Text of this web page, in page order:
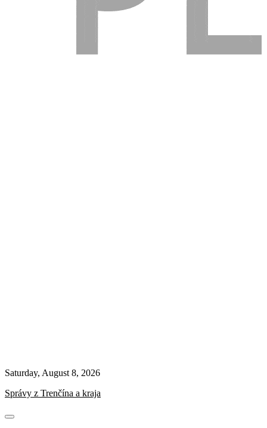
Saturday, August 8, 2026
Správy z Trenčína a kraja